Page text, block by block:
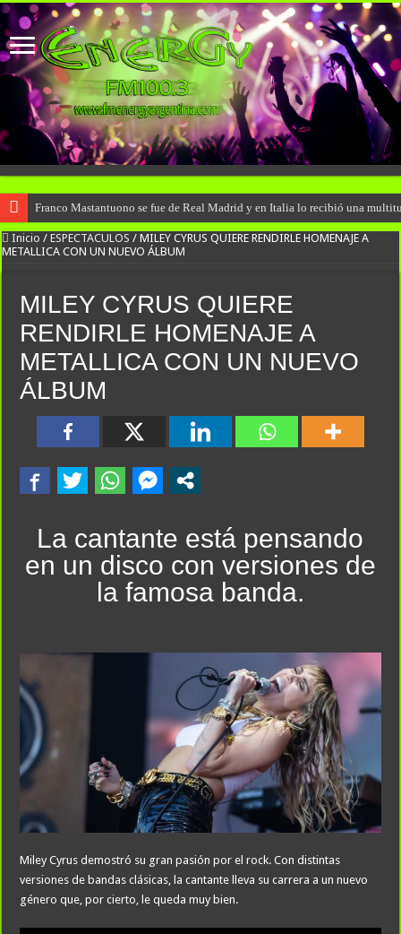
Franco Mastantuono se fue de Real Madrid y en Italia lo recibió una
Inicio / ESPECTACULOS / MILEY CYRUS QUIERE RENDIRLE HOMENAJE A
METALLICA CON UN NUEVO ÁLBUM
MILEY CYRUS QUIERE
RENDIRLE HOMENAJE A
METALLICA CON UN NUEVO
ÁLBUM
La cantante está pensando
en un disco con versiones de
la famosa banda.
Miley Cyrus demostró su gran pasión por el rock. Con distintas
versiones de bandas clásicas, la cantante lleva su carrera a un nuevo
género que, por cierto, le queda muy bien.